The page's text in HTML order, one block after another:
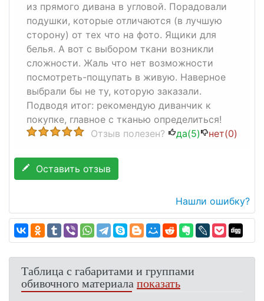
из прямого дивана в угловой. Порадовали
подушки, которые отличаются (в лучшую
сторону) от тех что на фото. Ящики для
белья. А вот с выбором ткани возникли
сложности. Жаль что нет возможности
посмотреть-пощупать в живую. Наверное
выбрали бы не ту, которую заказали.
Подводя итог: рекомендую диванчик к
покупке, главное с тканью определиться!
Отзыв полезен?
да(5) нет(0)
Оставить отзыв
Нашли ошибку?
Таблица с габаритами и группами
обивочного материалапоказать